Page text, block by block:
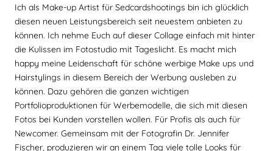
Ich als Make-up Artist für Sedcardshootings bin ich glücklich
diesen neuen Leistungsbereich seit neuestem anbieten zu
können. Ich nehme Euch auf dieser Collage einfach mit hinter
die Kulissen im Fotostudio mit Tageslicht. Es macht mich
happy meine Leidenschaft für schöne werbige Make ups und
Hairstylings in diesem Bereich der Werbung ausleben zu
können. Dazu gehören die ganzen wichtigen
Portfolioproduktionen für Werbemodelle, die sich mit diesen
Fotos bei Kunden vorstellen wollen. Für Profis als auch für
Newcomer. Gemeinsam mit der Fotografin Dr. Jennifer
Fischer, produzieren wir an einem Tag viele tolle Looks für